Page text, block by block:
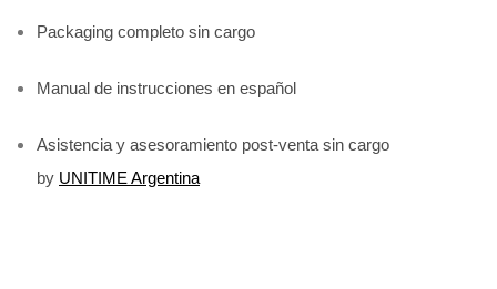
Packaging completo sin cargo
Manual de instrucciones en español
Asistencia y asesoramiento post-venta sin cargo
by UNITIME Argentina